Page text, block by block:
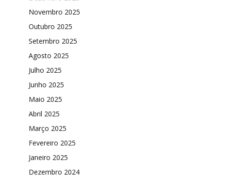
Novembro 2025
Outubro 2025
Setembro 2025
Agosto 2025
Julho 2025
Junho 2025
Maio 2025
Abril 2025
Março 2025
Fevereiro 2025
Janeiro 2025
Dezembro 2024